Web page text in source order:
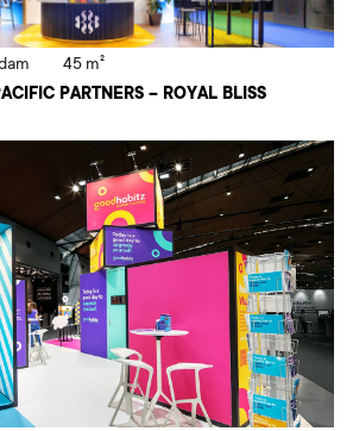
PARTNERS – ROYAL BLISS
45 m²